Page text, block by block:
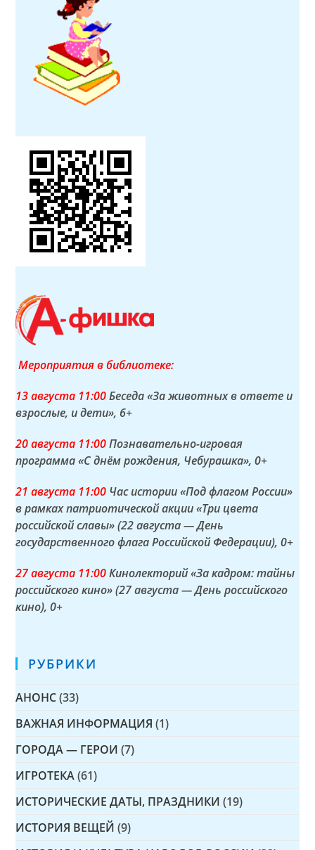
Мероприятия в библиотеке:
13 августа 11:00Беседа «За животных в ответе и
взрослые, и дети», 6+
20 августа 11:00Познавательно-игровая
программа «С днём рождения, Чебурашка», 0+
21 августа 11:00 Час истории «Под флагом России»
в рамках патриотической акции «Три цвета
российской славы» (22 августа — День
государственного флага Российской Федерации), 0+
27 августа 11:00Кинолекторий «За кадром: тайны
российского кино» (27 августа — День российского
кино), 0+
РУБРИКИ
АНОНС (33)
ВАЖНАЯ ИНФОРМАЦИЯ (1)
ГОРОДА — ГЕРОИ (7)
ИГРОТЕКА (61)
ИСТОРИЧЕСКИЕ ДАТЫ, ПРАЗДНИКИ (19)
ИСТОРИЯ ВЕЩЕЙ (9)